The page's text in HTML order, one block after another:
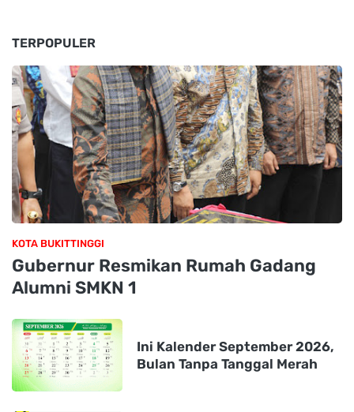
TERPOPULER
KOTA BUKITTINGGI
Gubernur Resmikan Rumah Gadang
Alumni SMKN 1
Ini Kalender September 2026,
Bulan Tanpa Tanggal Merah